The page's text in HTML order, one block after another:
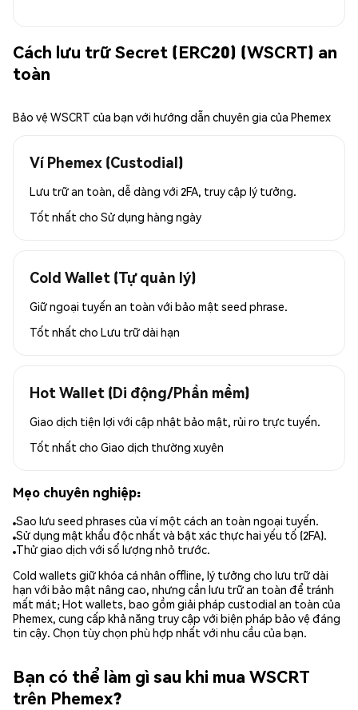
Cách lưu trữ Secret (ERC20) (WSCRT) an
toàn
Bảo vệ WSCRT của bạn với hướng dẫn chuyên gia của Phemex
Ví Phemex (Custodial)
Lưu trữ an toàn, dễ dàng với 2FA, truy cập lý tưởng.
Tốt nhất cho Sử dụng hàng ngày
Cold Wallet (Tự quản lý)
Giữ ngoại tuyến an toàn với bảo mật seed phrase.
Tốt nhất cho Lưu trữ dài hạn
Hot Wallet (Di động/Phần mềm)
Giao dịch tiện lợi với cập nhật bảo mật, rủi ro trực tuyến.
Tốt nhất cho Giao dịch thường xuyên
Mẹo chuyên nghiệp:
Sao lưu seed phrases của ví một cách an toàn ngoại tuyến.
Sử dụng mật khẩu độc nhất và bật xác thực hai yếu tố (2FA).
Thử giao dịch với số lượng nhỏ trước.
Cold wallets giữ khóa cá nhân offline, lý tưởng cho lưu trữ dài
hạn với bảo mật nâng cao, nhưng cần lưu trữ an toàn để tránh
mất mát; Hot wallets, bao gồm giải pháp custodial an toàn của
Phemex, cung cấp khả năng truy cập với biện pháp bảo vệ đáng
tin cậy. Chọn tùy chọn phù hợp nhất với nhu cầu của bạn.
Bạn có thể làm gì sau khi mua WSCRT
trên Phemex?